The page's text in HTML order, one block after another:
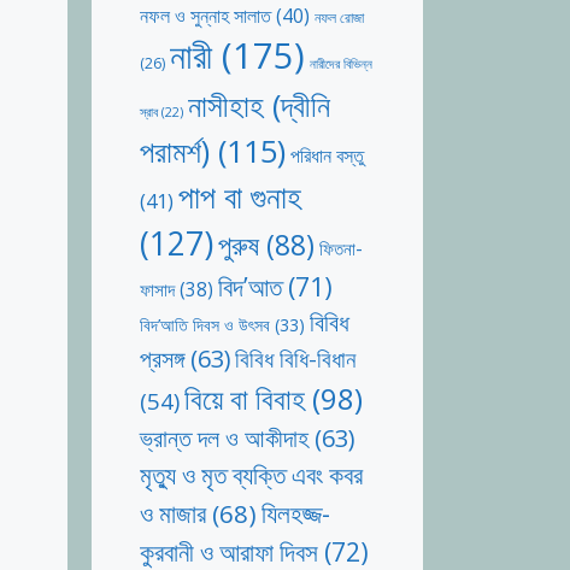
নফল ও সুন্নাহ সালাত(40) নফল রোজা
(26) নারী(175) নারীদের বিভিন্ন
স্রাব(22) নাসীহাহ (দ্বীনি
পরামর্শ) (115)পরিধান বস্তু
(41) পাপ বা গুনাহ
(127)পুরুষ(88) ফিতনা-
ফাসাদ(38) বিদ’আত(71)
বিদ’আতি দিবস ও উৎসব (33) বিবিধ
প্রসঙ্গ(63)বিবিধ বিধি-বিধান
(54)বিয়ে বা বিবাহ (98)
ভ্রান্ত দল ও আকীদাহ(63)
মৃত্যু ও মৃত ব্যক্তি এবং কবর
ও মাজার(68)যিলহজ্জ-
কুরবানী ও আরাফা দিবস (72)